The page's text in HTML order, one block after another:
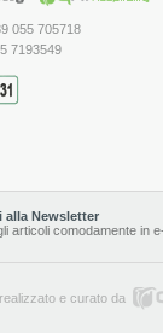
055 705718
7193549
alla Newsletter
articoli comodamente in
e curato da